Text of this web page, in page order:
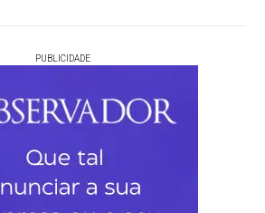
PUBLICIDADE